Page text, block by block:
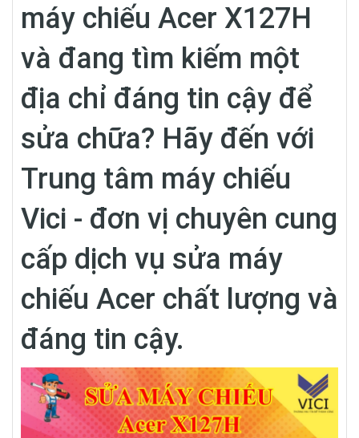
máy chiếu Acer X127H
và đang tìm kiếm một
địa chỉ đáng tin cậy để
sửa chữa? Hãy đến với
Trung tâm máy chiếu
Vici - đơn vị chuyên cung
cấp dịch vụ sửa máy
chiếu Acer chất lượng và
đáng tin cậy.